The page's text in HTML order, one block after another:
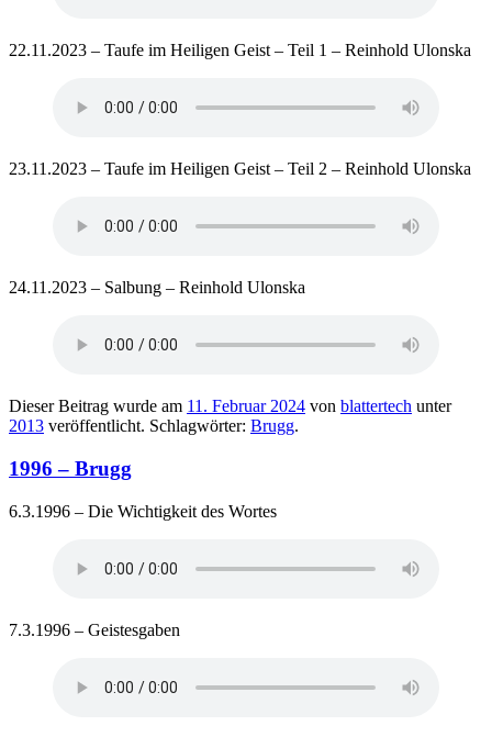
22.11.2023 – Taufe im Heiligen Geist – Teil 1 – Reinhold Ulonska
23.11.2023 – Taufe im Heiligen Geist – Teil 2 – Reinhold Ulonska
24.11.2023 – Salbung – Reinhold Ulonska
Dieser Beitrag wurde am 11. Februar 2024 von blattertech unter
2013 veröffentlicht. Schlagwörter: Brugg.
1996 – Brugg
6.3.1996 – Die Wichtigkeit des Wortes
7.3.1996 – Geistesgaben